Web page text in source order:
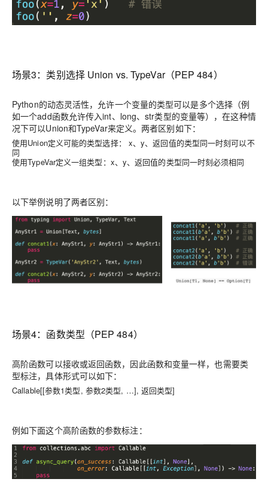
场景3： 类别选择 Union vs. TypeVar（PEP 484）
Python的动态灵活性，允许一个变量的类型可以是多个选择（例
如一个add函数允许传入int、long、str类型的变量等），在这种情
况下可以Union和TypeVar来定义。两者区别如下：
使用Union定义可能的类型选择： x、y、返回值的类型同一时刻可以不
同
使用TypeVar定义一组类型： x、 y、返回值的类型同一时刻必须相同
以下举例说明了两者区别：
场景4： 函数类型（PEP 484）
高阶函数可以接收或返回函数，因此函数和变量一样，也需要类
型标注，具体形式可以如下：
Callable[[参数1类型, 参数2类型, …], 返回类型]
例如下面这个高阶函数的参数标注：